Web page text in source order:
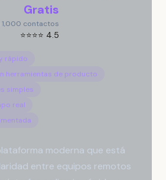
Gratis
1,000 contactos
⭐⭐⭐⭐ 4.5
rápido
herramientas de producto
simples
real
moderna que está
entre equipos remotos